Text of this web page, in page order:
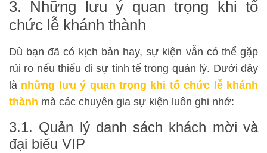
3. Những lưu ý quan trọng khi tổ
chức lễ khánh thành
Dù bạn đã có kịch bản hay, sự kiện vẫn có thể gặp
rủi ro nếu thiếu đi sự tinh tế trong quản lý. Dưới đây
là những lưu ý quan trọng khi tổ chức lễ khánh
thành mà các chuyên gia sự kiện luôn ghi nhớ:
3.1. Quản lý danh sách khách mời và
đại biểu VIP